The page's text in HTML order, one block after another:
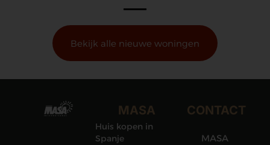
Bekijk alle nieuwe woningen
MASA
Huis kopen in
Spanje
CONTACT
MASA